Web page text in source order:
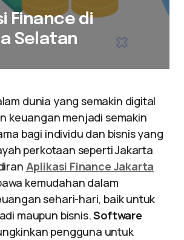
Finance di
Selatan
dunia yang semakin digital
keuangan menjadi semakin
bagi individu dan bisnis yang
perkotaan seperti Jakarta
Aplikasi Finance Jakarta
kemudahan dalam
sehari-hari, baik untuk
maupun bisnis.Software
pengguna untuk